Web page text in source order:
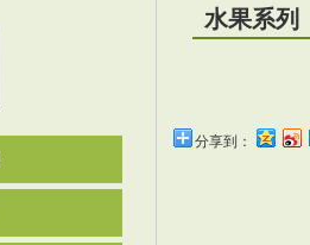
水果系列
分享到：